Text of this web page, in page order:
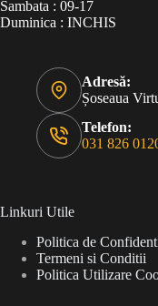
Sambata : 09-17
Duminica : INCHIS
Adresă:
Șoseaua
Telefon:
031 826
Linkuri Utile
Politica de
Termeni si Conditii
Politica Utilizare